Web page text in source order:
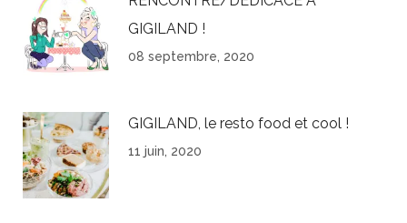
GIGILAND !
08 septembre, 2020
GIGILAND, le resto food et cool !
11 juin, 2020